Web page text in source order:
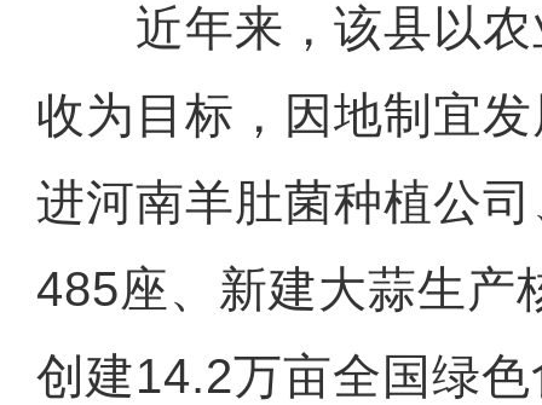
近年来，该县以农
收为目标，因地制宜
进河南羊肚菌种植公
485座、新建大蒜生产
创建14.2万亩全国绿